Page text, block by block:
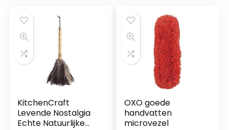
KitchenCraft
Levende Nostalgia
Echte Natuurlijke
OXO goede
handvatten
microvezel